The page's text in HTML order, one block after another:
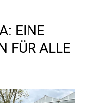
EINE
FÜR ALLE